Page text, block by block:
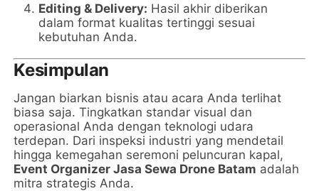
Editing & Delivery: Hasil akhir diberikan
dalam format kualitas tertinggi sesuai
kebutuhan Anda.
Kesimpulan
Jangan biarkan bisnis atau acara Anda terlihat
biasa saja. Tingkatkan standar visual dan
operasional Anda dengan teknologi udara
terdepan. Dari inspeksi industri yang mendetail
hingga kemegahan seremoni peluncuran kapal,
Event Organizer Jasa Sewa Drone Batam adalah
mitra strategis Anda.